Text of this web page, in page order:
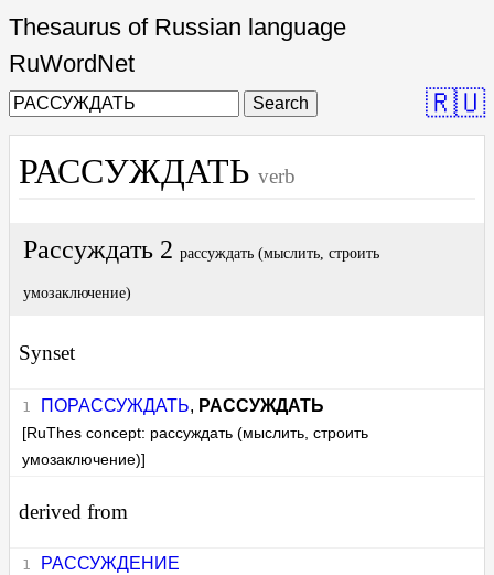
Thesaurus of Russian language
RuWordNet
Search 🇷🇺
РАССУЖДАТЬ verb
Рассуждать 2 рассуждать (мыслить, строить
умозаключение)
Synset
ПОРАССУЖДАТЬ, РАССУЖДАТЬ
[RuThes concept: рассуждать (мыслить, строить
умозаключение)]
derived from
РАССУЖДЕНИЕ